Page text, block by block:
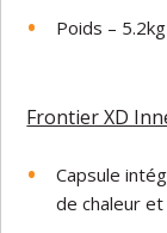
Poids – 5.2kg
Frontier XD
Capsule
de chaleur